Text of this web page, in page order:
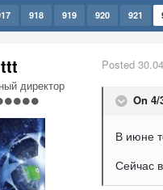
918 919 920 921
ttt
директор
Posted
On 4/
В июне
Сейчас